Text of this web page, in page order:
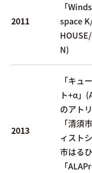
2011
「
space
N)
2013
「キュ
ト+α」
のアト
「清須
ィスト
市はる
「